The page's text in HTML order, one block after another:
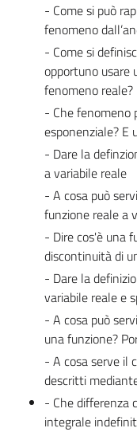
- Come si può
fenomeno
- Come si
opportuno usare
fenomeno
- Che fenomeno
esponenziale? E
- Dare la
a variabile reale
- A cosa può
funzione reale a
- Dire cos'è una
discontinuità di
- Dare la
variabile reale e
- A cosa può
una funzione?
- A cosa serve il
descritti
- Che differenza
integrale